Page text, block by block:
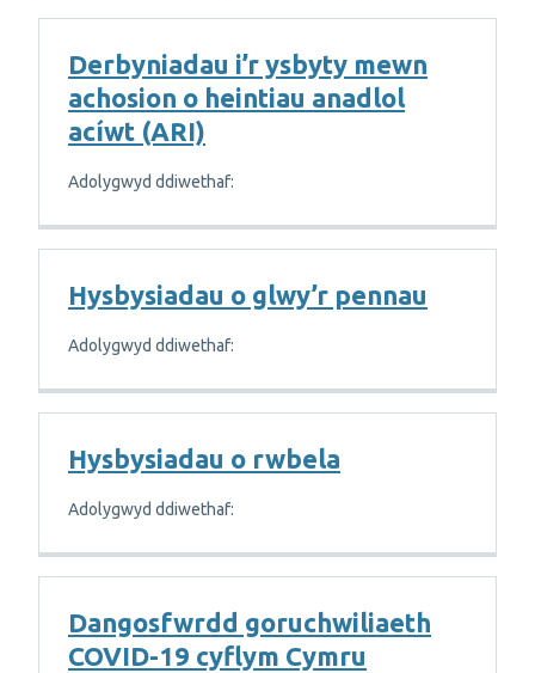
Derbyniadau i’r ysbyty mewn
achosion o heintiau anadlol
acíwt (ARI)
Adolygwyd ddiwethaf:
Hysbysiadau o glwy’r pennau
Adolygwyd ddiwethaf:
Hysbysiadau o rwbela
Adolygwyd ddiwethaf:
Dangosfwrdd goruchwiliaeth
COVID-19 cyflym Cymru